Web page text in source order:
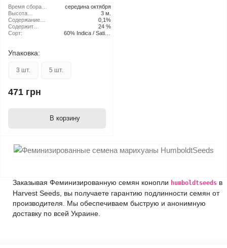
Время сбора
урожая в
открытом
грунте:
середина октября
Высота
растения:
3 м.
Содержание
CBD:
0,1%
Содержит
THC:
24 %
Сорт:
60% Indica / Sativa
Упаковка:
3 шт. 5 шт.
471 грн
В корзину
Заказывая Феминизированную семян конопли humboldtseeds в
Harvest Seeds, вы получаете гарантию подлинности семян от
производителя. Мы обеспечиваем быструю и анонимную
доставку по всей Украине.